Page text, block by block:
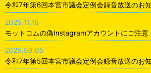
令和7年第6回本宮市議会定例会録音放送のお
2025.11.18
モットコムの偽Instagramアカウントにご注意
2025.09.05
令和7年第5回本宮市議会定例会録音放送のお